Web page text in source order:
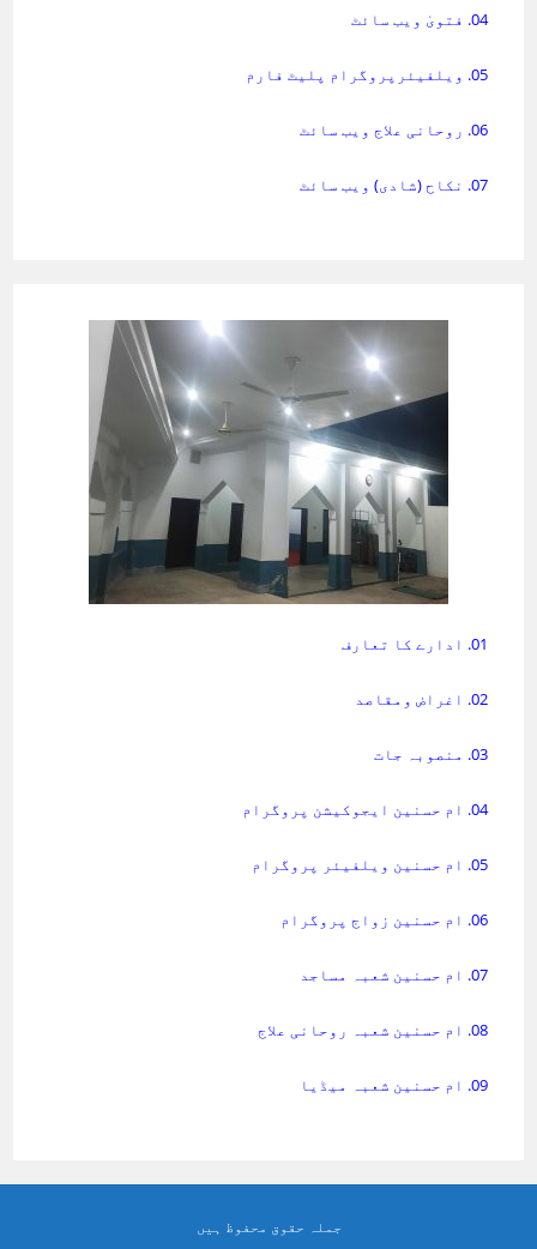
04. فتویٰ ویب سائٹ
05. ویلفیئرپروگرام پلیٹ فارم
06. روحانی علاج ویب سائٹ
07. نکاح (شادی) ویب سائٹ
01. ادارے کا تعارف
02. اغراض ومقاصد
03. منصوبہ جات
04. ام حسنین ایجوکیشن پروگرام
05. ام حسنین ویلفیئر پروگرام
06. ام حسنین زواج پروگرام
07. ام حسنین شعبہ مساجد
08. ام حسنین شعبہ روحانی علاج
09. ام حسنین شعبہ میڈیا
جملہ حقوق محفوظ ہیں